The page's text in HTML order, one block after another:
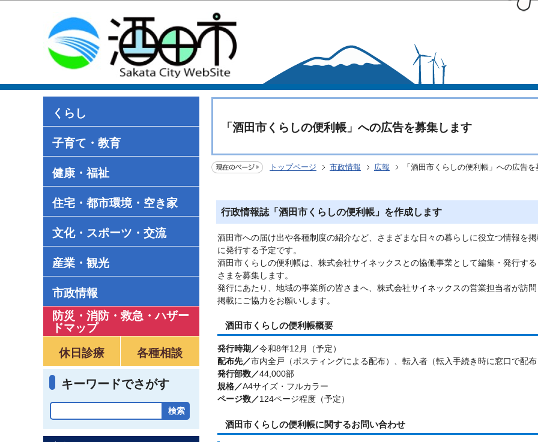
くらし
子育て・教育
健康・福祉
住宅・都市環境・空き家
文化・スポーツ・交流
産業・観光
市政情報
防災・消防・救急 ・ハザー
ドマップ
休日診療
各種相談
キーワードでさがす
「酒田市くらしの便利帳」への広告を募集します
トップページ 市政情報 広報 「酒田市くらしの便利帳」への広告
行政情報誌「酒田市くらしの便利帳」を作成します
酒田市への届け出や各種制度の紹介など、さまざまな日々の暮らしに役立つ情報を
に発行する予定です。
酒田市くらしの便利帳は、株式会社サイネックスとの協働事業として編集・発行す
さまを募集します。
発行にあたり、地域の事業所の皆さまへ、株式会社サイネックスの営業担当者が訪
掲載にご協力をお願いします。
酒田市くらしの便利帳概要
発行時期／令和8年12月（予定）
配布先／市内全戸（ポスティングによる配布）、転入者（転入手続き時に窓口で配布
発行部数／44,000部
規格／A4サイズ・フルカラー
ページ数／124ページ程度（予定）
酒田市くらしの便利帳に関するお問い合わせ